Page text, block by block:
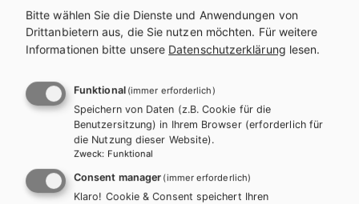
Bitte wählen Sie die Dienste und Anwendungen von
Drittanbietern aus, die Sie nutzen möchten. Für weitere
Informationen bitte unsere Datenschutzerklärung lesen.
Funktional (immer erforderlich)
Speichern von Daten (z.B. Cookie für die
Benutzersitzung) in Ihrem Browser (erforderlich für
die Nutzung dieser Website).
Zweck: Funktional
Consent manager (immer erforderlich)
Klaro! Cookie & Consent speichert Ihren